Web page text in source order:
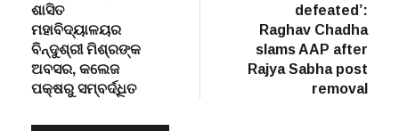
ଶାସିତ
ମହାବିଦ୍ୟାଳୟର
ବିନ୍ଦୁଶ୍ରୀ ମିଶ୍ରଙ୍କ
ଅବସର, କଲେଜ
ପକ୍ଷରୁ ସମ୍ବର୍ଦ୍ଧିତ
defeated’:
Raghav Chadha
slams AAP after
Rajya Sabha post
removal